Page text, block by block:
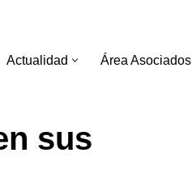
Actualidad Área Asociados
sus